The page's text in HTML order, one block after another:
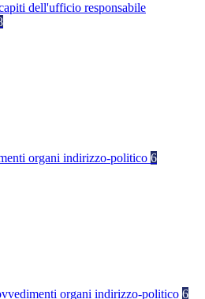
dell'ufficio responsabile
organi indirizzo-politico 6
organi indirizzo-politico 6